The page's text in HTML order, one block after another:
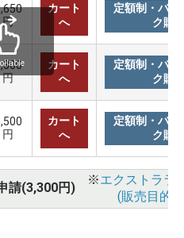
円
カート
へ
定額制・バリ
ク購
円
カート
へ
定額制・バリ
ク購
円
カート
へ
定額制・バリ
ク購
請(3,300円)
※エクストララ
(販売目的